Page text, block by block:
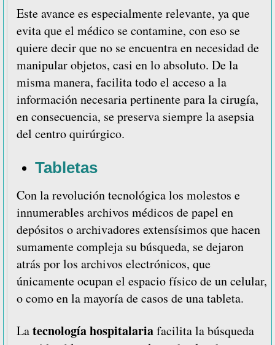
Este avance es especialmente relevante, ya que
evita que el médico se contamine, con eso se
quiere decir que no se encuentra en necesidad de
manipular objetos, casi en lo absoluto. De la
misma manera, facilita todo el acceso a la
información necesaria pertinente para la cirugía,
en consecuencia, se preserva siempre la asepsia
del centro quirúrgico.
Tabletas
Con la revolución tecnológica los molestos e
innumerables archivos médicos de papel en
depósitos o archivadores extensísimos que hacen
sumamente compleja su búsqueda, se dejaron
atrás por los archivos electrónicos, que
únicamente ocupan el espacio físico de un celular,
o como en la mayoría de casos de una tableta.
Latecnología hospitalariafacilita la búsqueda